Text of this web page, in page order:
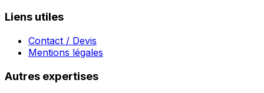
Liens utiles
Contact / Devis
Mentions légales
Autres expertises